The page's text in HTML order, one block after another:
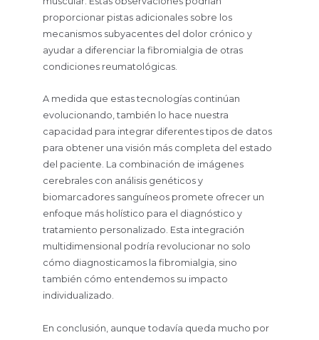
proporcionar pistas adicionales sobre los
mecanismos subyacentes del dolor crónico y
ayudar a diferenciar la fibromialgia de otras
condiciones reumatológicas.
A medida que estas tecnologías continúan
evolucionando, también lo hace nuestra
capacidad para integrar diferentes tipos de datos
para obtener una visión más completa del estado
del paciente. La combinación de imágenes
cerebrales con análisis genéticos y
biomarcadores sanguíneos promete ofrecer un
enfoque más holístico para el diagnóstico y
tratamiento personalizado. Esta integración
multidimensional podría revolucionar no solo
cómo diagnosticamos la fibromialgia, sino
también cómo entendemos su impacto
individualizado.
En conclusión, aunque todavía queda mucho por